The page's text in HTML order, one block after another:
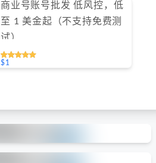
商业号账号批发 低风控，低
至 1 美金起（不支持免费测
试）
$1